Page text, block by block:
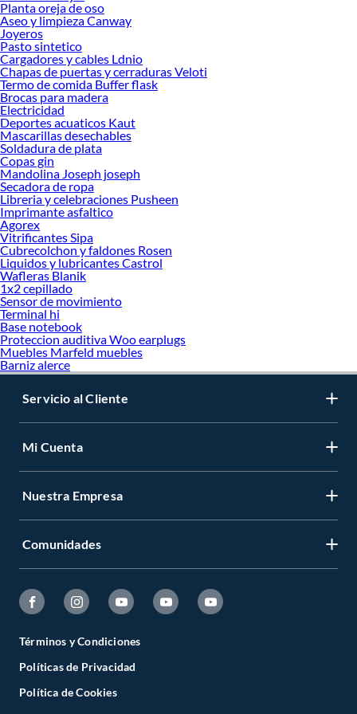
Encuentra todo lo necesario para tus proyectos de renovación y decoración.
¡Visítanos y haz tus ideas realidad!
Planta oreja de oso
Aseo y limpieza Canway
Joyeros
Pasto sintetico
Cargadores y cables Ldnio
Chapas de puertas y cerraduras Veloti
Termo de comida Buffer flask
Brocas para madera
Electricidad
Deportes acuaticos Kaut
Mascarillas desechables
Soldadura de plata
Copas gin
Mandolina Joseph joseph
Secadora de ropa
Libreria y celebraciones Pusheen
Imprimante asfaltico
Agorex
Vitrificantes Sipa
Cubrecolchon y faldones Rosen
Liquidos y lubricantes Castrol
Wafleras Blanik
1x2 cepillado
Sensor de movimiento
Terminal hi
Base notebook
Proteccion auditiva Woo earplugs
Muebles Marfeld muebles
Barniz alerce
Servicio al Cliente
Mi Cuenta
Nuestra Empresa
Comunidades
Términos y Condiciones
Políticas de Privacidad
Política de Cookies